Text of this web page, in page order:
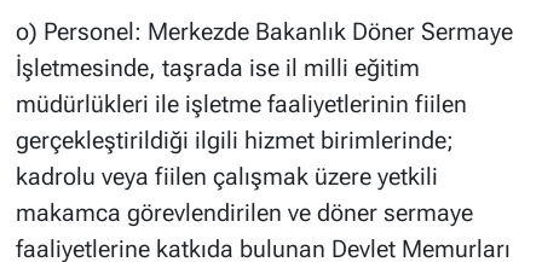
o) Personel: Merkezde Bakanlık Döner Sermaye
İşletmesinde, taşrada ise il milli eğitim
müdürlükleri ile işletme faaliyetlerinin fiilen
gerçekleştirildiği ilgili hizmet birimlerinde;
kadrolu veya fiilen çalışmak üzere yetkili
makamca görevlendirilen ve döner sermaye
faaliyetlerine katkıda bulunan Devlet Memurları